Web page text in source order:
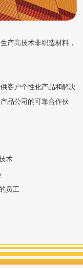
产高技术非织造材料，
客户个性化产品和解决
品公司的可靠合作伙
术
员工